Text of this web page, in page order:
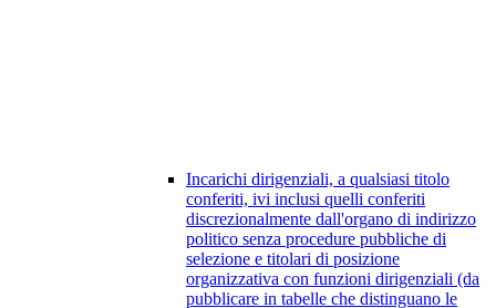
Incarichi dirigenziali, a qualsiasi titolo
conferiti, ivi inclusi quelli conferiti
discrezionalmente dall'organo di indirizzo
politico senza procedure pubbliche di
selezione e titolari di posizione
organizzativa con funzioni dirigenziali (da
pubblicare in tabelle che distinguano le